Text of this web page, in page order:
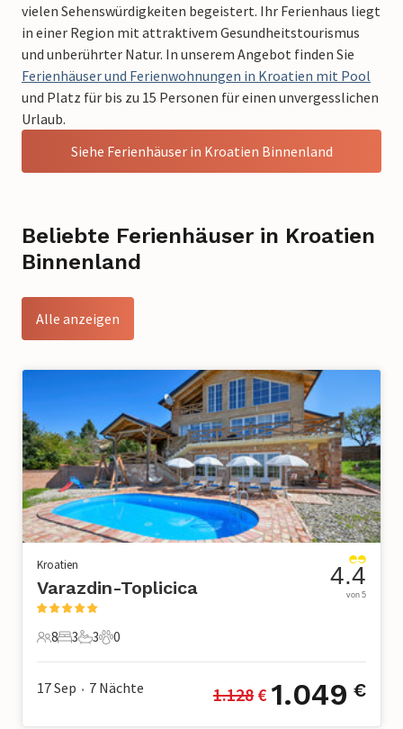
vielen Sehenswürdigkeiten begeistert. Ihr Ferienhaus liegt
in einer Region mit attraktivem Gesundheitstourismus
und unberührter Natur. In unserem Angebot finden Sie
Ferienhäuser und Ferienwohnungen in Kroatien mit Pool
und Platz für bis zu 15 Personen für einen unvergesslichen
Urlaub.
Siehe Ferienhäuser in Kroatien Binnenland
Beliebte Ferienhäuser in Kroatien
Binnenland
Alle anzeigen
Kroatien
Varazdin-Toplicica
8 Gäste
8
3 Schlafzimmer
3
3 Badezimmer
3
0 Haustiere
0
4.4
von 5
17 Sep • 7 Nächte 1.128 € 1.049 €